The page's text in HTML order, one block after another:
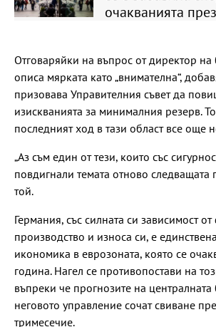
очакванията
Отговаряйки на въпрос от директор на
описа мярката като „внимателна“,
призовава Управителния съвет да
изискванията за минималния резерв.
последният ход в тази област все още
„Аз съм един от тези, които със
повдигнали темата отново следващата
той.
Германия, със силната си зависимост
производство и износа си, е
икономика в еврозоната, която се
година. Нагел се противопостави на
въпреки че прогнозите на
неговото управление сочат свиване
тримесечие.